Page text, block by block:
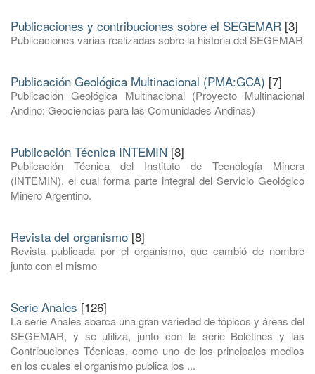
Publicaciones y contribuciones sobre el SEGEMAR [3]
Publicaciones varias realizadas sobre la historia del SEGEMAR
Publicación Geológica Multinacional (PMA:GCA) [7]
Publicación Geológica Multinacional (Proyecto Multinacional
Andino: Geociencias para las Comunidades Andinas)
Publicación Técnica INTEMIN [8]
Publicación Técnica del Instituto de Tecnología Minera
(INTEMIN), el cual forma parte integral del Servicio Geológico
Minero Argentino.
Revista del organismo [8]
Revista publicada por el organismo, que cambió de nombre
junto con el mismo
Serie Anales [126]
La serie Anales abarca una gran variedad de tópicos y áreas del
SEGEMAR, y se utiliza, junto con la serie Boletines y las
Contribuciones Técnicas, como uno de los principales medios
en los cuales el organismo publica los ...